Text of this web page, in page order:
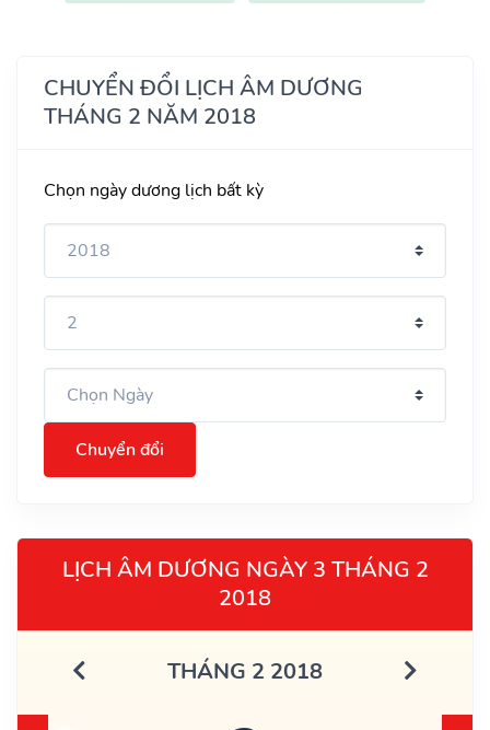
CHUYỂN ĐỔI LỊCH ÂM DƯƠNG
THÁNG 2 NĂM 2018
Chọn ngày dương lịch bất kỳ
Chuyển đổi
LỊCH ÂM DƯƠNG NGÀY 3 THÁNG 2
2018
THÁNG 2 2018